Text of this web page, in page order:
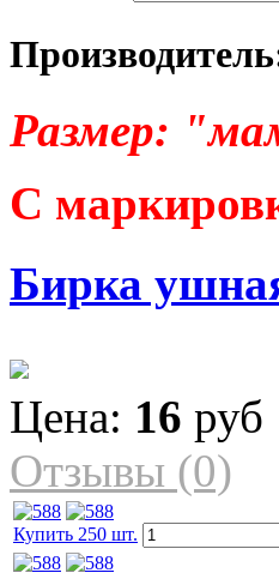
Размер:
С
Бирка
Цена: 16 руб
Отзывы (0)
Купить 250 шт.